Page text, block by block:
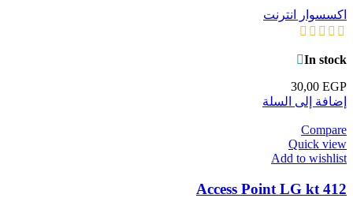
اكسسوار انترنت
In stock
30,00 EGP
إضافة إلى السلة
Compare
Quick view
Add to wishlist
Access Point LG kt 412